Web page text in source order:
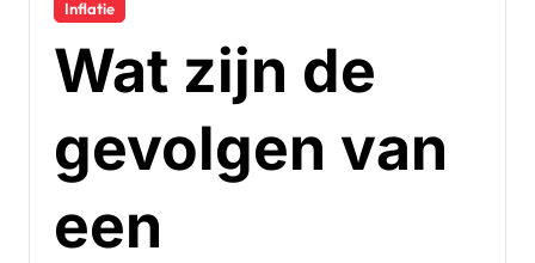
Inflatie
Wat zijn de
gevolgen van
een